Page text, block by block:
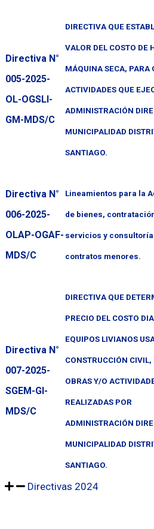
Directiva N°
005-2025-
OL-OGSLI-
GM-MDS/C
DIRECTIVA QUE
VALOR DEL COSTO DE
MÁQUINA SECA, PARA
ACTIVIDADES QUE
ADMINISTRACIÓN
MUNICIPALIDAD
SANTIAGO.
Directiva N°
006-2025-
OLAP-OGAF-
MDS/C
Lineamientos para la
de bienes,
servicios y
contratos menores.
Directiva N°
007-2025-
SGEM-GI-
MDS/C
DIRECTIVA QUE
PRECIO DEL COSTO
EQUIPOS LIVIANOS
CONSTRUCCIÓN CIVIL,
OBRAS Y/O
REALIZADAS POR
ADMINISTRACIÓN
MUNICIPALIDAD
SANTIAGO.
Directivas 2024